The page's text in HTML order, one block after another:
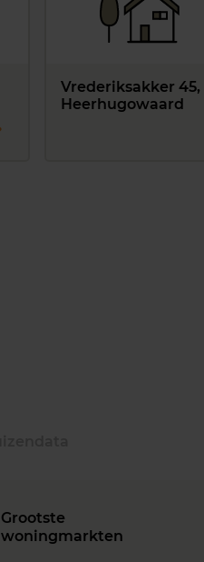
Vrederiksakker 45,
Heerhugowaard
Grootste
woningmarkten